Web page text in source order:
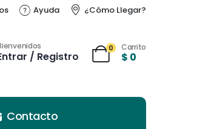
Ayuda ¿Cómo Llegar?
/ Registro
0 Carrito
$ 0
Contacto